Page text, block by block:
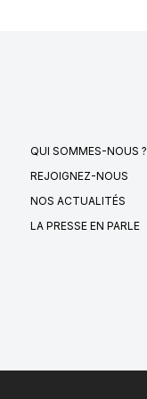
QUI SOMMES-NOUS ?
REJOIGNEZ-NOUS
NOS ACTUALITÉS
LA PRESSE EN PARLE